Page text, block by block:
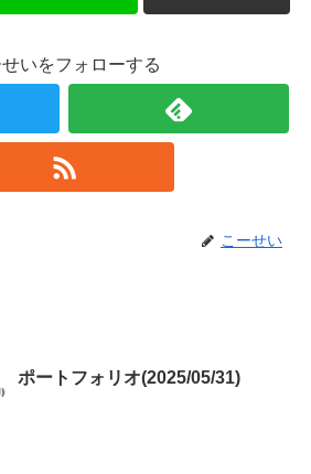
せいをフォローする
こーせい
ポートフォリオ(2025/05/31)